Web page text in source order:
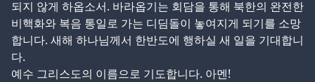
되지 않게 하옵소서. 바라옵기는 회담을 통해 북한의 완전한
비핵화와 복음 통일로 가는 디딤돌이 놓여지게 되기를 소망
합니다. 새해 하나님께서 한반도에 행하실 새 일을 기대합니
다.
예수 그리스도의 이름으로 기도합니다. 아멘!